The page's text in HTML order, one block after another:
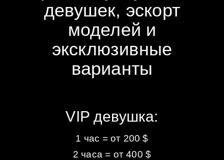
девушек, эскорт
моделей и
эксклюзивные
варианты
VIP девушка:
1 час = от 200 $
2 часа = от 400 $